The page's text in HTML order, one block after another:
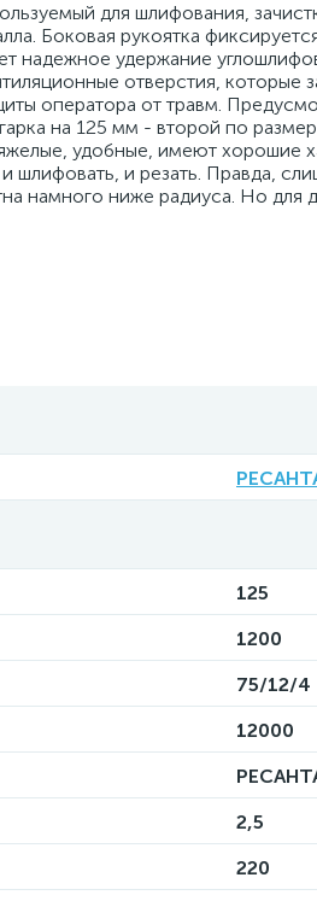
для шлифования,
Боковая рукоятка
надежное удержание
отверстия, которые
оператора от травм.
на 125 мм - второй по
удобные, имеют хорошие
и резать. Правда,
намного ниже радиуса. Но для
125
1200
75/12/4
12000
2,5
220